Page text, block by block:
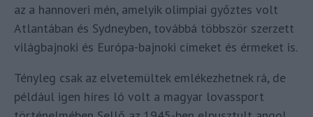
az a hannoveri mén, amelyik olimpiai győztes volt
Atlantában és Sydneyben, továbbá többször szerzett
világbajnoki és Európa-bajnoki címeket és érmeket is.
Tényleg csak az elvetemültek emlékezhetnek rá, de
például igen híres ló volt a magyar lovassport